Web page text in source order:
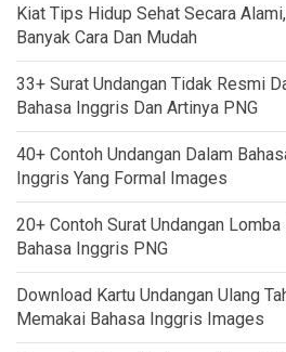
Kiat Tips Hidup Sehat Secara Alami,
Banyak Cara Dan Mudah
33+ Surat Undangan Tidak Resmi
Bahasa Inggris Dan Artinya PNG
40+ Contoh Undangan Dalam
Inggris Yang Formal Images
20+ Contoh Surat Undangan Lomba
Bahasa Inggris PNG
Download Kartu Undangan Ulang
Memakai Bahasa Inggris Images